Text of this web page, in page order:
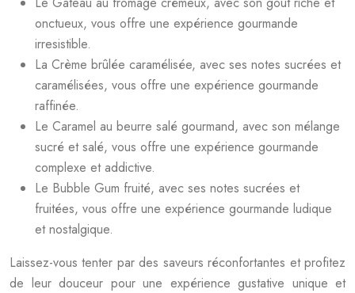
onctueux, vous offre une expérience gourmande
irresistible.
La Crème brûlée caramélisée, avec ses notes sucrées et
caramélisées, vous offre une expérience gourmande
raffinée.
Le Caramel au beurre salé gourmand, avec son mélange
sucré et salé, vous offre une expérience gourmande
complexe et addictive.
Le Bubble Gum fruité, avec ses notes sucrées et
fruitées, vous offre une expérience gourmande ludique
et nostalgique.
Laissez-vous tenter par des saveurs réconfortantes et profitez
de leur douceur pour une expérience gustative unique et